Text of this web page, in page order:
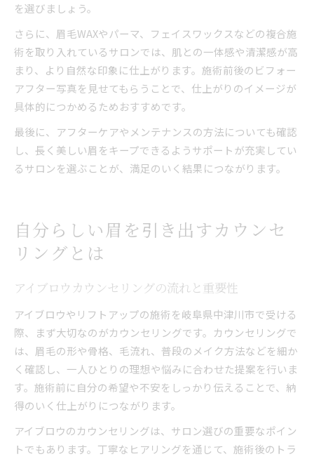
を選びましょう。
さらに、眉毛WAXやパーマ、フェイスワックスなどの複合施
術を取り入れているサロンでは、肌との一体感や清潔感が高
まり、より自然な印象に仕上がります。施術前後のビフォー
アフター写真を見せてもらうことで、仕上がりのイメージが
具体的につかめるためおすすめです。
最後に、アフターケアやメンテナンスの方法についても確認
し、長く美しい眉をキープできるようサポートが充実してい
るサロンを選ぶことが、満足のいく結果につながります。
自分らしい眉を引き出すカウンセ
リングとは
アイブロウカウンセリングの流れと重要性
アイブロウやリフトアップの施術を岐阜県中津川市で受ける
際、まず大切なのがカウンセリングです。カウンセリングで
は、眉毛の形や骨格、毛流れ、普段のメイク方法などを細か
く確認し、一人ひとりの理想や悩みに合わせた提案を行いま
す。施術前に自分の希望や不安をしっかり伝えることで、納
得のいく仕上がりにつながります。
アイブロウのカウンセリングは、サロン選びの重要なポイン
トでもあります。丁寧なヒアリングを通じて、施術後のトラ